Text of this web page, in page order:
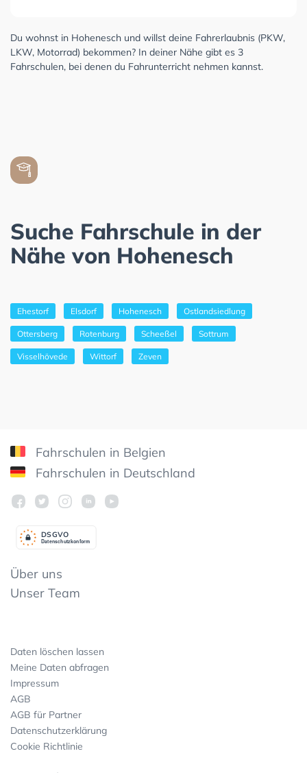
Du wohnst in Hohenesch und willst deine Fahrerlaubnis (PKW,
LKW, Motorrad) bekommen? In deiner Nähe gibt es 3
Fahrschulen, bei denen du Fahrunterricht nehmen kannst.
Suche Fahrschule in der
Nähe von Hohenesch
Ehestorf Elsdorf Hohenesch Ostlandsiedlung
Ottersberg Rotenburg Scheeßel Sottrum
Visselhövede Wittorf Zeven
Fahrschulen in Belgien
Fahrschulen in Deutschland
Datenschutzkonform
DSGVO
Über uns
Unser Team
Daten löschen lassen
Meine Daten abfragen
Impressum
AGB
AGB für Partner
Datenschutzerklärung
Cookie Richtlinie